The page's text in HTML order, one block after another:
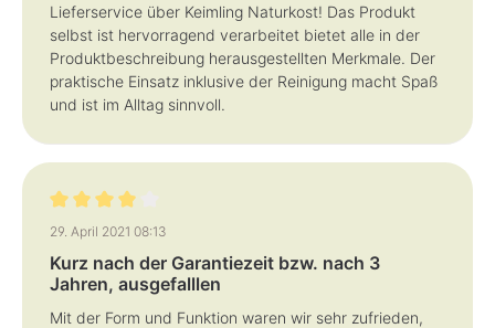
Lieferservice über Keimling Naturkost! Das Produkt
selbst ist hervorragend verarbeitet bietet alle in der
Produktbeschreibung herausgestellten Merkmale. Der
praktische Einsatz inklusive der Reinigung macht Spaß
und ist im Alltag sinnvoll.
Bewertung mit 4 von 5 Sternen
29. April 2021 08:13
Kurz nach der Garantiezeit bzw. nach 3
Jahren, ausgefalllen
Mit der Form und Funktion waren wir sehr zufrieden,